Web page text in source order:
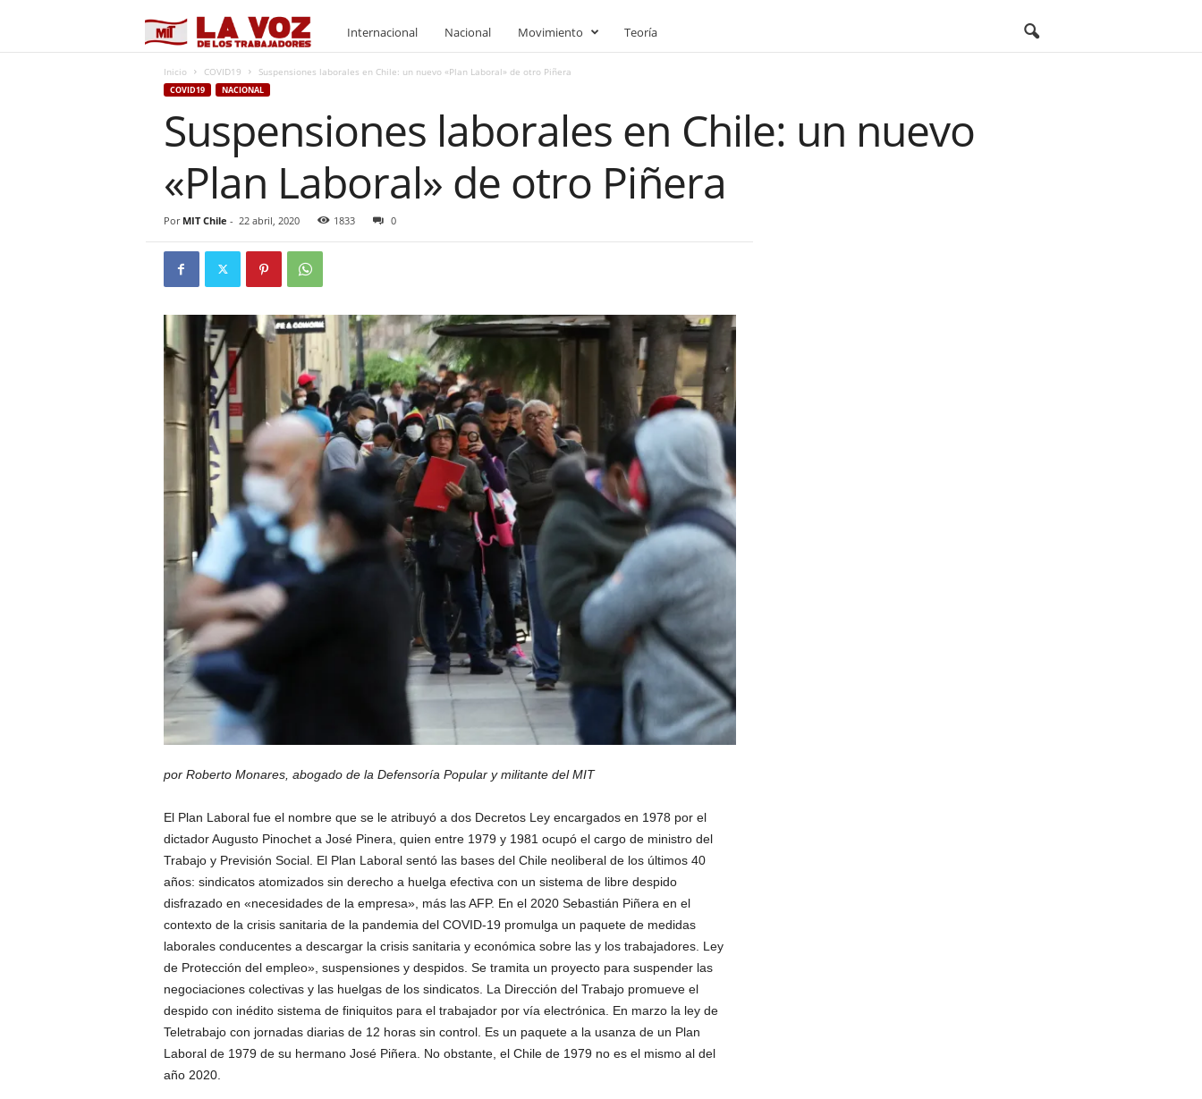
I
Internacional Nacional Movimiento Teoría
Inicio COVID19 Suspensiones laborales en Chile: un nuevo «Plan Laboral» de otro Piñera
COVID19 NACIONAL
Suspensiones laborales en Chile: un nuevo
«Plan Laboral» de otro Piñera
Por MIT Chile - 22 abril, 2020 1833 0
por Roberto Monares, abogado de la Defensoría Popular y militante del MIT
El Plan Laboral fue el nombre que se le atribuyó a dos Decretos Ley encargados en 1978 por el
dictador Augusto Pinochet a José Pinera, quien entre 1979 y 1981 ocupó el cargo de ministro del
Trabajo y Previsión Social. El Plan Laboral sentó las bases del Chile neoliberal de los últimos 40
años: sindicatos atomizados sin derecho a huelga efectiva con un sistema de libre despido
disfrazado en «necesidades de la empresa», más las AFP. En el 2020 Sebastián Piñera en el
contexto de la crisis sanitaria de la pandemia del COVID-19 promulga un paquete de medidas
laborales conducentes a descargar la crisis sanitaria y económica sobre las y los trabajadores. Ley
de Protección del empleo», suspensiones y despidos. Se tramita un proyecto para suspender las
negociaciones colectivas y las huelgas de los sindicatos. La Dirección del Trabajo promueve el
despido con inédito sistema de finiquitos para el trabajador por vía electrónica. En marzo la ley de
Teletrabajo con jornadas diarias de 12 horas sin control. Es un paquete a la usanza de un Plan
Laboral de 1979 de su hermano José Piñera. No obstante, el Chile de 1979 no es el mismo al del
año 2020.